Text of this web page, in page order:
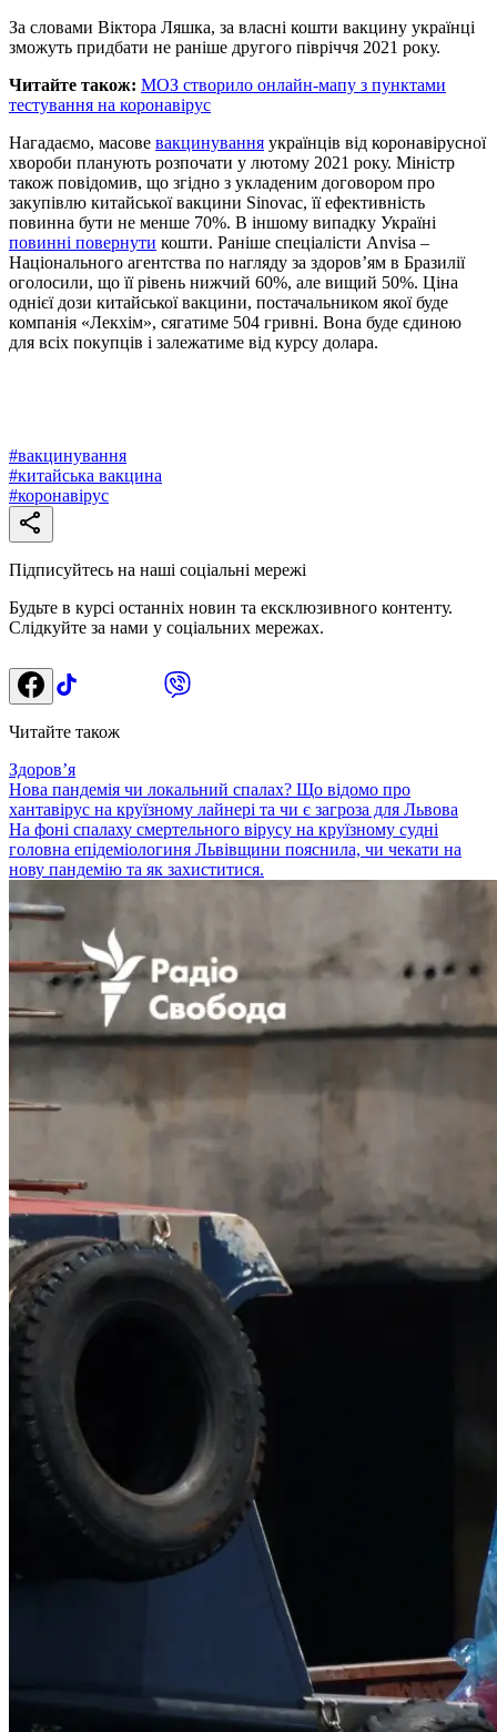
За словами Віктора Ляшка, за власні кошти вакцину українці
зможуть придбати не раніше другого півріччя 2021 року.
Читайте також: МОЗ створило онлайн-мапу з пунктами
тестування на коронавірус
Нагадаємо, масове вакцинування українців від коронавірусної
хвороби планують розпочати у лютому 2021 року. Міністр
також повідомив, що згідно з укладеним договором про
закупівлю китайської вакцини Sinovac, її ефективність
повинна бути не менше 70%. В іншому випадку Україні
повинні повернути кошти. Раніше спеціалісти Anvisa –
Національного агентства по нагляду за здоров’ям в Бразилії
оголосили, що її рівень нижчий 60%, але вищий 50%. Ціна
однієї дози китайської вакцини, постачальником якої буде
компанія «Лекхім», сягатиме 504 гривні. Вона буде єдиною
для всіх покупців і залежатиме від курсу долара.
#вакцинування
#китайська вакцина
#коронавірус
Підписуйтесь на наші соціальні мережі
Будьте в курсі останніх новин та ексклюзивного контенту.
Слідкуйте за нами у соціальних мережах.
Читайте також
Здоровʼя
Нова пандемія чи локальний спалах? Що відомо про
хантавірус на круїзному лайнері та чи є загроза для Львова
На фоні спалаху смертельного вірусу на круїзному судні
головна епідеміологиня Львівщини пояснила, чи чекати на
нову пандемію та як захиститися.